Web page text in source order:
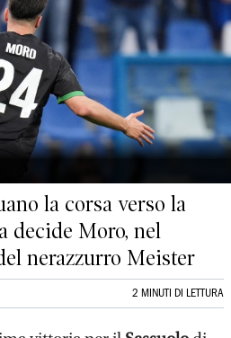
la corsa verso la
decide Moro, nel
nerazzurro Meister
2 MINUTI DI LETTURA